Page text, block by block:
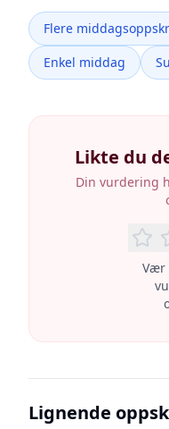
Flere
Enkel middag
Likte du
Din vurdering
Vær
Lignende